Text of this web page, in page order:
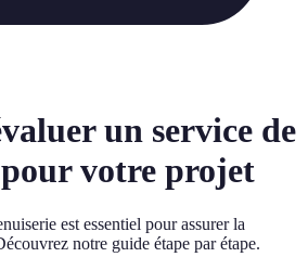
un service de
votre projet
est essentiel pour assurer la
notre guide étape par étape.